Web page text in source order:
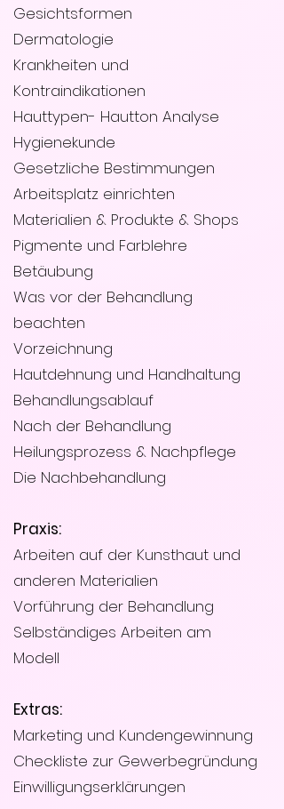
Gesichtsformen
Dermatologie
Krankheiten und
Kontraindikationen
Hauttypen- Hautton Analyse
Hygienekunde
Gesetzliche Bestimmungen
Arbeitsplatz einrichten
Materialien & Produkte & Shops
Pigmente und Farblehre
Betäubung
Was vor der Behandlung
beachten
Vorzeichnung
Hautdehnung und Handhaltung
Behandlungsablauf
Nach der Behandlung
Heilungsprozess & Nachpflege
Die Nachbehandlung
Praxis:
Arbeiten auf der Kunsthaut und
anderen Materialien
Vorführung der Behandlung
Selbständiges Arbeiten am
Modell
Extras:
Marketing und Kundengewinnung
Checkliste zur Gewerbegründung
Einwilligungserklärungen